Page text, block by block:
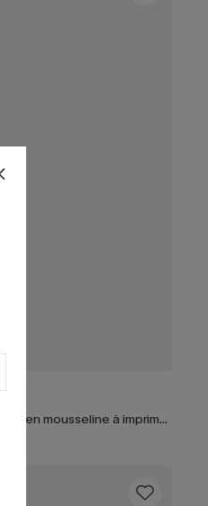
Robe trapèze courte en mousseline à imprimé fleuri